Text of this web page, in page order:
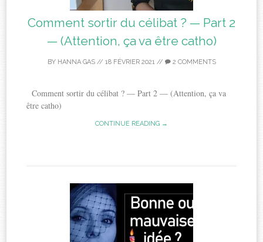
Comment sortir du célibat ? — Part 2
— (Attention, ça va être catho)
BY HANNA GAS// 18 FÉVRIER 2021// 2 COMMENTS
Comment sortir du célibat ? — Part 2 — (Attention, ça va
être catho)
CONTINUE READING →